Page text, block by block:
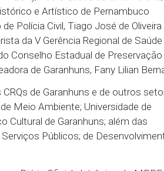
e da segurança das
próximo dia 17 de abril.
Sávio e do líder da CRQ do
mesa, a Coordenadora do
Ivana Botelho; o líder da
e Direitos Humanos do
do Estado, Agenor
(COMPESA), Pedro Lucas